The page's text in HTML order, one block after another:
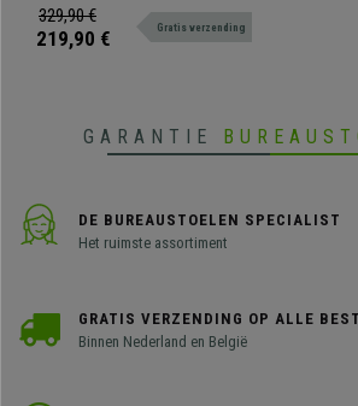
Dagelijks Gebruik 8h, in
Rood
ruime, geïntegreerde hoofdsteun
en bekleed met gemakkelijk te
329,90 €
219,90 € Gratis verzending
GARANTIE
DE BUREAUSTOELEN SPECIALIST
Het ruimste assortiment
GRATIS VERZENDING OP ALLE
Binnen Nederland en België